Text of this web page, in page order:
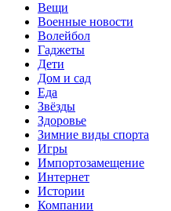
Вещи
Военные новости
Волейбол
Гаджеты
Дети
Дом и сад
Еда
Звёзды
Здоровье
Зимние виды спорта
Игры
Импортозамещение
Интернет
Истории
Компании